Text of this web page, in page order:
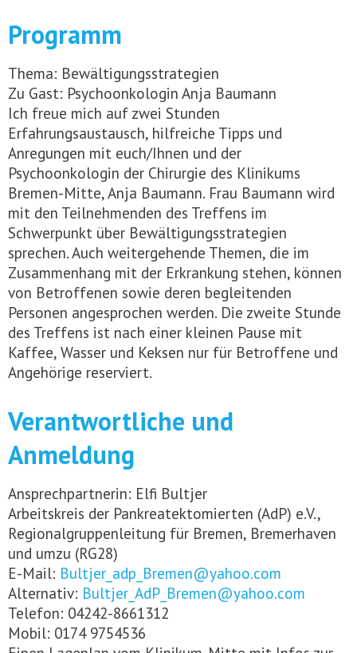
Programm
Thema: Bewältigungsstrategien
Zu Gast: Psychoonkologin Anja Baumann
Ich freue mich auf zwei Stunden
Erfahrungsaustausch, hilfreiche Tipps und
Anregungen mit euch/Ihnen und der
Psychoonkologin der Chirurgie des Klinikums
Bremen-Mitte, Anja Baumann. Frau Baumann wird
mit den Teilnehmenden des Treffens im
Schwerpunkt über Bewältigungsstrategien
sprechen. Auch weitergehende Themen, die im
Zusammenhang mit der Erkrankung stehen, können
von Betroffenen sowie deren begleitenden
Personen angesprochen werden. Die zweite Stunde
des Treffens ist nach einer kleinen Pause mit
Kaffee, Wasser und Keksen nur für Betroffene und
Angehörige reserviert.
Verantwortliche und
Anmeldung
Ansprechpartnerin: Elfi Bultjer
Arbeitskreis der Pankreatektomierten (AdP) e.V.,
Regionalgruppenleitung für Bremen, Bremerhaven
und umzu (RG28)
E-Mail: Bultjer_adp_Bremen@yahoo.com
Alternativ: Bultjer_AdP_Bremen@yahoo.com
Telefon: 04242-8661312
Mobil: 0174 9754536